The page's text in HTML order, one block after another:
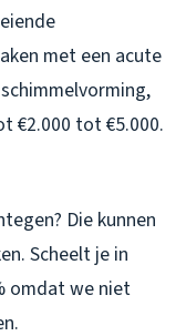
met een acute
€2.000 tot €5.000.
Die kunnen
Scheelt je in
omdat we niet